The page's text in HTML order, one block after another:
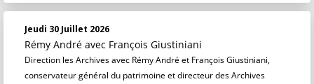
Jeudi 30 Juillet 2026
Rémy André avec François Giustiniani
Direction les Archives avec Rémy André et François Giustiniani,
conservateur général du patrimoine et directeur des Archives